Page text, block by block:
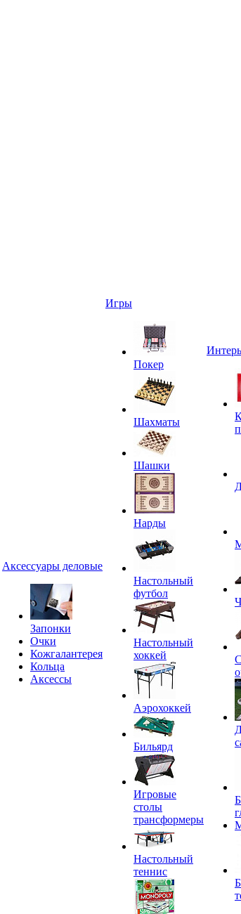
Аксессуары деловые
Запонки
Очки
Кожгалантерея
Кольца
Аксессы
Игры
Покер
Шахматы
Шашки
Нарды
Настольный
футбол
Настольный
хоккей
Аэрохоккей
Бильярд
Игровые
столы
трансформеры
Настольный
теннис